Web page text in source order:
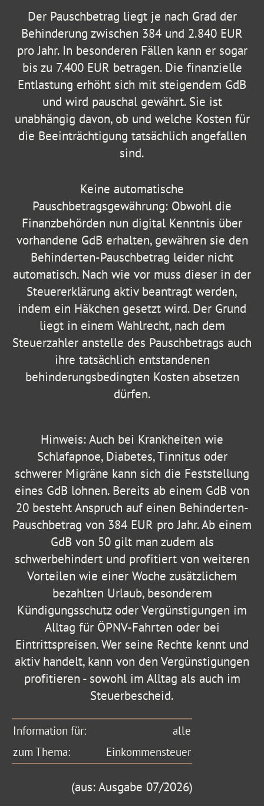
Der Pauschbetrag liegt je nach Grad der
Behinderung zwischen 384 und 2.840 EUR
pro Jahr. In besonderen Fällen kann er sogar
bis zu 7.400 EUR betragen. Die finanzielle
Entlastung erhöht sich mit steigendem GdB
und wird pauschal gewährt. Sie ist
unabhängig davon, ob und welche Kosten für
die Beeinträchtigung tatsächlich angefallen
sind.
Keine automatische
Pauschbetragsgewährung: Obwohl die
Finanzbehörden nun digital Kenntnis über
vorhandene GdB erhalten, gewähren sie den
Behinderten-Pauschbetrag leider nicht
automatisch. Nach wie vor muss dieser in der
Steuererklärung aktiv beantragt werden,
indem ein Häkchen gesetzt wird. Der Grund
liegt in einem Wahlrecht, nach dem
Steuerzahler anstelle des Pauschbetrags auch
ihre tatsächlich entstandenen
behinderungsbedingten Kosten absetzen
dürfen.
Hinweis: Auch bei Krankheiten wie
Schlafapnoe, Diabetes, Tinnitus oder
schwerer Migräne kann sich die Feststellung
eines GdB lohnen. Bereits ab einem GdB von
20 besteht Anspruch auf einen Behinderten-
Pauschbetrag von 384 EUR pro Jahr. Ab einem
GdB von 50 gilt man zudem als
schwerbehindert und profitiert von weiteren
Vorteilen wie einer Woche zusätzlichem
bezahlten Urlaub, besonderem
Kündigungsschutz oder Vergünstigungen im
Alltag für ÖPNV-Fahrten oder bei
Eintrittspreisen. Wer seine Rechte kennt und
aktiv handelt, kann von den Vergünstigungen
profitieren - sowohl im Alltag als auch im
Steuerbescheid.
Information für:
alle
zum Thema:
Einkommensteuer
(aus: Ausgabe 07/2026)